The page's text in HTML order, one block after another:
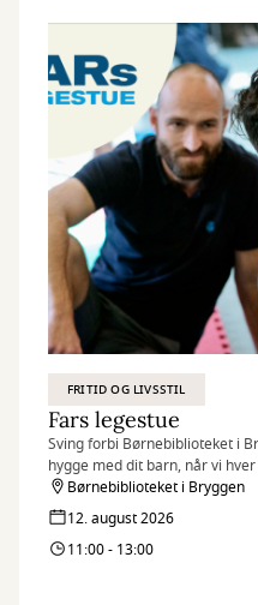
FRITID OG LIVSSTIL
Fars legestue
Sving forbi Børnebiblioteket i
hygge med dit barn, når vi
legetøjet frem og inviterer til
Børnebiblioteket i Bryggen
12. august 2026
11:00 - 13:00